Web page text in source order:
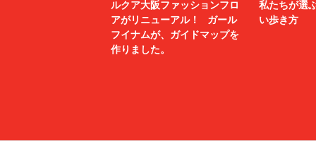
ルクア大阪ファッションフロ
アがリニューアル！ ガール
フイナムが、ガイドマップを
作りました。
私たちが選
い歩き方